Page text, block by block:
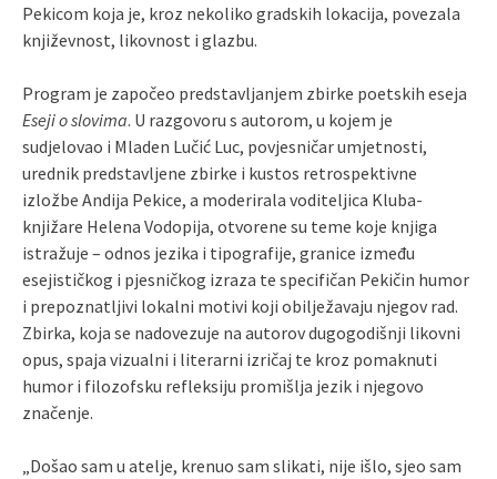
Pekicom koja je, kroz nekoliko gradskih lokacija, povezala
književnost, likovnost i glazbu.
Program je započeo predstavljanjem zbirke poetskih eseja
Eseji o slovima. U razgovoru s autorom, u kojem je
sudjelovao i Mladen Lučić Luc, povjesničar umjetnosti,
urednik predstavljene zbirke i kustos retrospektivne
izložbe Andija Pekice, a moderirala voditeljica Kluba-
knjižare Helena Vodopija, otvorene su teme koje knjiga
istražuje – odnos jezika i tipografije, granice između
esejističkog i pjesničkog izraza te specifičan Pekičin humor
i prepoznatljivi lokalni motivi koji obilježavaju njegov rad.
Zbirka, koja se nadovezuje na autorov dugogodišnji likovni
opus, spaja vizualni i literarni izričaj te kroz pomaknuti
humor i filozofsku refleksiju promišlja jezik i njegovo
značenje.
„Došao sam u atelje, krenuo sam slikati, nije išlo, sjeo sam